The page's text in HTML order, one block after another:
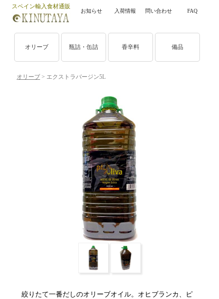
スペイン輸入食材通販
お知らせ 入荷情報 問い合わせ FAQ
オリーブ 瓶詰・缶詰 香辛料 備品
オリーブ > エクストラバージン5L
絞りたて一番だしのオリーブオイル。オヒブランカ、ピ